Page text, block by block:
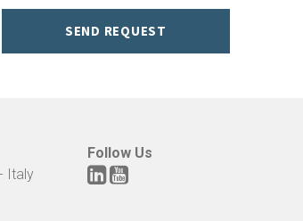
SEND REQUEST
Italy
Follow Us